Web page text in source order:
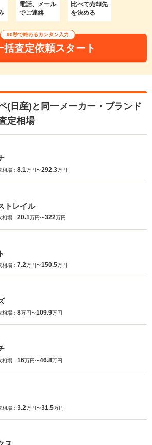
電話、メール
でご連絡
比べて売却先
を決める
90秒で終わるカンタン入力
括査定依頼スタート
(日産)と同一メーカー・ブランド
定相場
場： 8.1万円〜292.3万円
トレイル
場： 20.1万円〜322万円
場： 7.2万円〜150.5万円
場： 8万円〜109.9万円
場： 16万円〜46.8万円
場： 3.2万円〜31.5万円